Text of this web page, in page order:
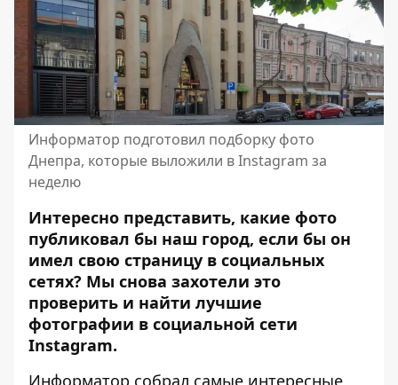
Информатор подготовил подборку фото
Днепра, которые выложили в Instagram за
неделю
Интересно представить, какие фото
публиковал бы наш город, если бы он
имел свою страницу в социальных
сетях? Мы снова захотели это
проверить и найти лучшие
фотографии в социальной сети
Instagram.
Информатор собрал самые интересные